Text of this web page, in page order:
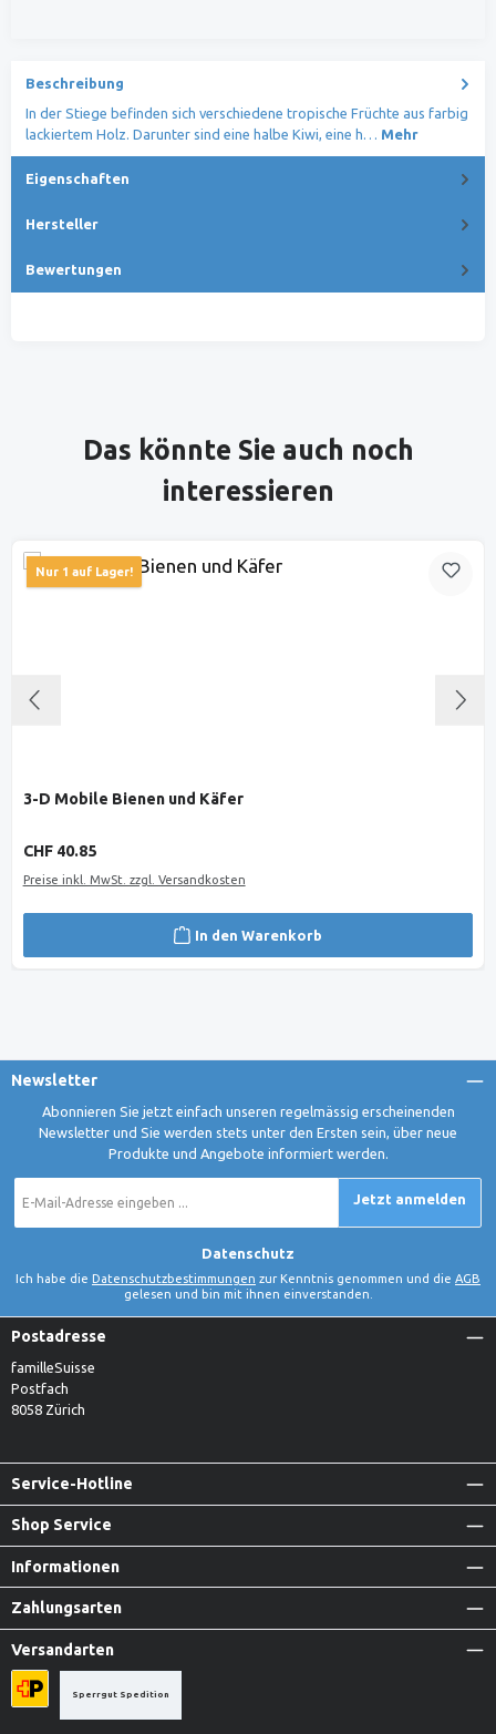
Beschreibung
In der Stiege befinden sich verschiedene tropische Früchte aus farbig
lackiertem Holz. Darunter sind eine halbe Kiwi, eine h… Mehr
Eigenschaften
Hersteller
Bewertungen
Produktgalerie überspringen
Das könnte Sie auch noch
interessieren
Nur 1 auf Lager!
3-D Mobile Bienen und Käfer
Regulärer Preis:
CHF 40.85
Preise inkl. MwSt. zzgl. Versandkosten
In den Warenkorb
Newsletter
Abonnieren Sie jetzt einfach unseren regelmässig erscheinenden
Newsletter und Sie werden stets unter den Ersten sein, über neue
Produkte und Angebote informiert werden.
Mail-
Jetzt anmelden
Datenschutz
Ich habe die Datenschutzbestimmungen zur Kenntnis genommen und die AGB
gelesen und bin mit ihnen einverstanden.
Postadresse
familleSuisse
Postfach
8058 Zürich
Service-Hotline
Shop Service
Informationen
Zahlungsarten
Versandarten
Priority A-Post
Sperrgut Spedition